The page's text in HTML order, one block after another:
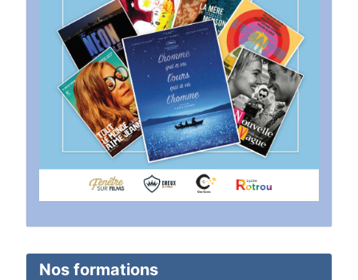
Nos formations